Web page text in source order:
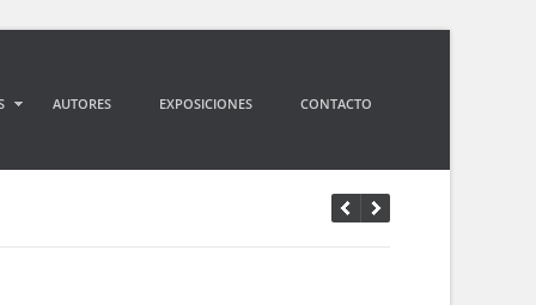
AUTORES EXPOSICIONES CONTACTO